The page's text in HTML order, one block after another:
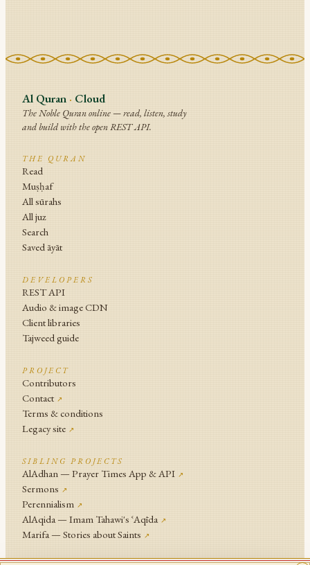
Al Quran · Cloud
The Noble Quran online — read, listen, study
and build with the open REST API.
THE QURAN
Read
Muṣḥaf
All sūrahs
All juz
Search
Saved āyāt
DEVELOPERS
REST API
Audio & image CDN
Client libraries
Tajweed guide
PROJECT
Contributors
Contact ↗
Terms & conditions
Legacy site ↗
SIBLING PROJECTS
AlAdhan — Prayer Times App & API ↗
Sermons ↗
Perennialism ↗
AlAqida — Imam Tahawi's ʿAqīda ↗
Marifa — Stories about Saints ↗